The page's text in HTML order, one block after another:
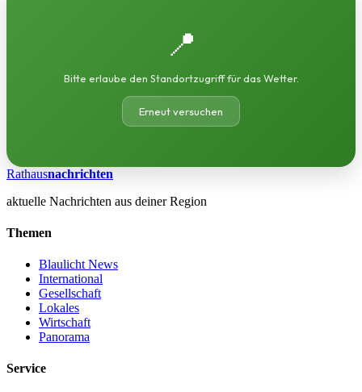
📍
Bitte erlaube den Standortzugriff für das Wetter.
Erneut versuchen
Rathausnachrichten
aktuelle Nachrichten aus deiner Region
Themen
Blaulicht News
International
Gesellschaft
Lokales
Wirtschaft
Panorama
Service